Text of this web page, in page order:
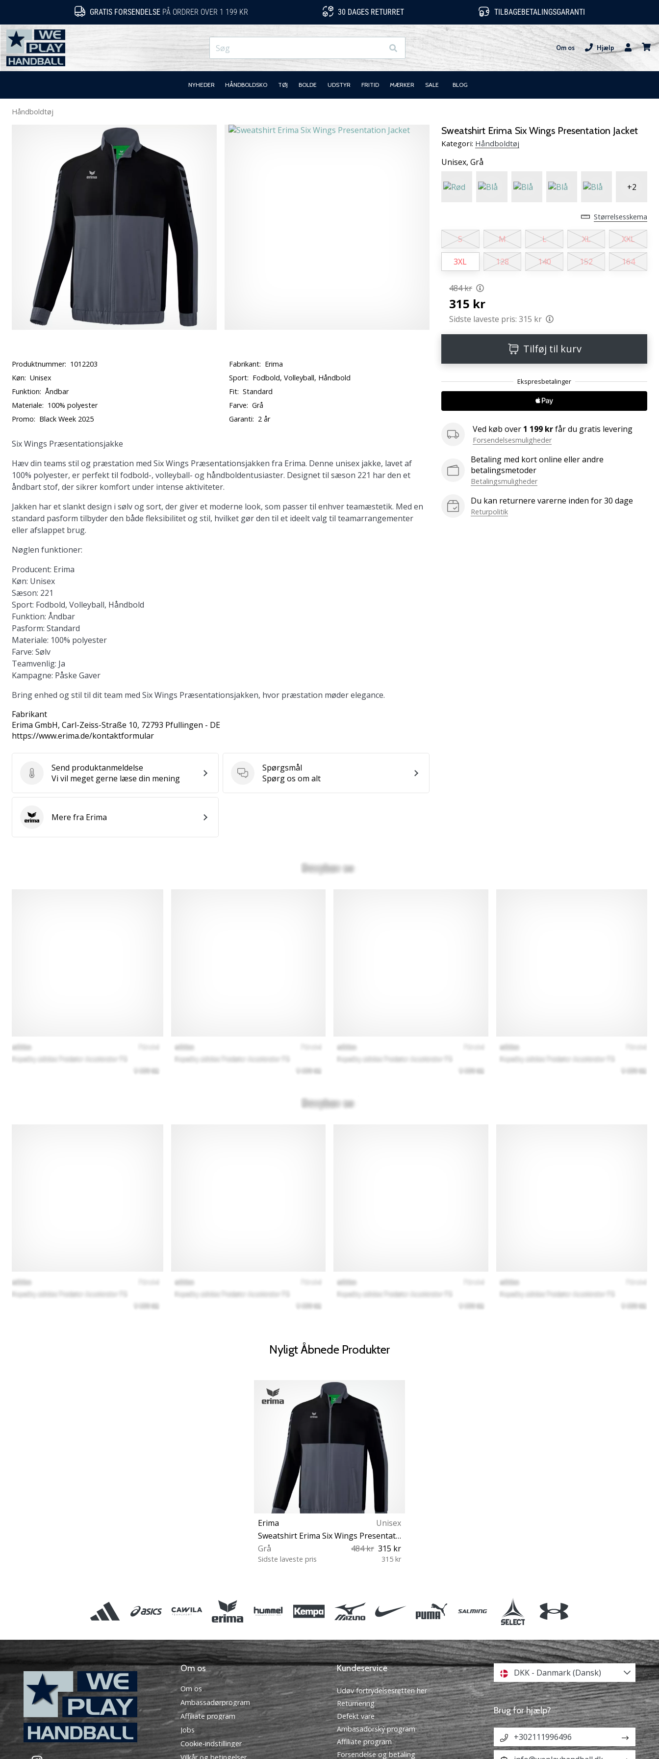
GRATIS FORSENDELSE PÅ ORDRER OVER 1 199 KR 30 DAGES RETURRET TILBAGEBETALINGSGARANTI
WePlayHandball.dk
Om os
Hjælp
Bruger
NYHEDER HÅNDBOLDSKO TØJ BOLDE UDSTYR FRITID MÆRKER SALE BLOG
Håndboldtøj
Sweatshirt Erima Six Wings Presentation Jacket
Kategori: Håndboldtøj
Unisex, Grå
+2
Størrelsesskema
S M L XL XXL
3XL 128 140 152 164
484 kr
315 kr
Sidste laveste pris: 315 kr
Tilføj til kurv
Ved køb over 1 199 krfår du gratis levering
Forsendelsesmuligheder
Betaling med kort online eller andre
betalingsmetoder
Betalingsmuligheder
Du kan returnere varerne inden for 30 dage
Returpolitik
Produktnummer: 1012203 Fabrikant: Erima
Køn: Unisex Sport: Fodbold, Volleyball, Håndbold
Funktion: Åndbar Fit: Standard
Materiale: 100% polyester Farve: Grå
Promo: Black Week 2025 Garanti: 2 år
Six Wings Præsentationsjakke
Hæv din teams stil og præstation med Six Wings Præsentationsjakken fra Erima. Denne unisex jakke, lavet af
100% polyester, er perfekt til fodbold-, volleyball- og håndboldentusiaster. Designet til sæson 221 har den et
åndbart stof, der sikrer komfort under intense aktiviteter.
Jakken har et slankt design i sølv og sort, der giver et moderne look, som passer til enhver teamæstetik. Med en
standard pasform tilbyder den både fleksibilitet og stil, hvilket gør den til et ideelt valg til teamarrangementer
eller afslappet brug.
Nøglen funktioner:
Producent: Erima
Køn: Unisex
Sæson: 221
Sport: Fodbold, Volleyball, Håndbold
Funktion: Åndbar
Pasform: Standard
Materiale: 100% polyester
Farve: Sølv
Teamvenlig: Ja
Kampagne: Påske Gaver
Bring enhed og stil til dit team med Six Wings Præsentationsjakken, hvor præstation møder elegance.
Fabrikant
Erima GmbH, Carl-Zeiss-Straße 10, 72793 Pfullingen - DE
https://www.erima.de/kontaktformular
Send produktanmeldelse
Send produktanmeldelse
Vi vil meget gerne læse din mening
Spørgsmål
Spørgsmål
Spørg os om alt
ErimaMere fra Erima
Nyligt Åbnede Produkter
Erima
Unisex
Sweatshirt Erima Six Wings Presentation Jacket
Grå
484 kr 315 kr
Sidste laveste pris 315 kr
WePlayHandball.dk
Om os
Om os
Ambassadørprogram
Affiliate program
Jobs
Cookie-indstillinger
Kundeservice
Udøv fortrydelsesretten her
Returnering
Defekt vare
Ambasadorský program
Affiliate program
Forsendelse og betaling
DKK - Danmark (Dansk)
Brug for hjælp?
+302111996496